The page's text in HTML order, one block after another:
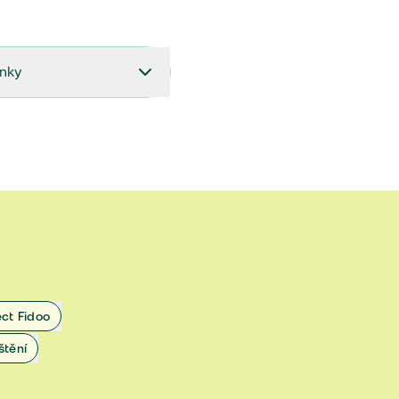
do 31.10.2022
do 8.7.2020
do 31.10.2019
Fidoo